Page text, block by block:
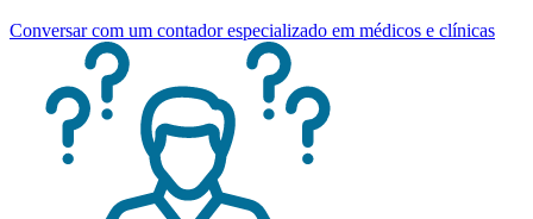
Conversar com um contador especializado em médicos e clínicas